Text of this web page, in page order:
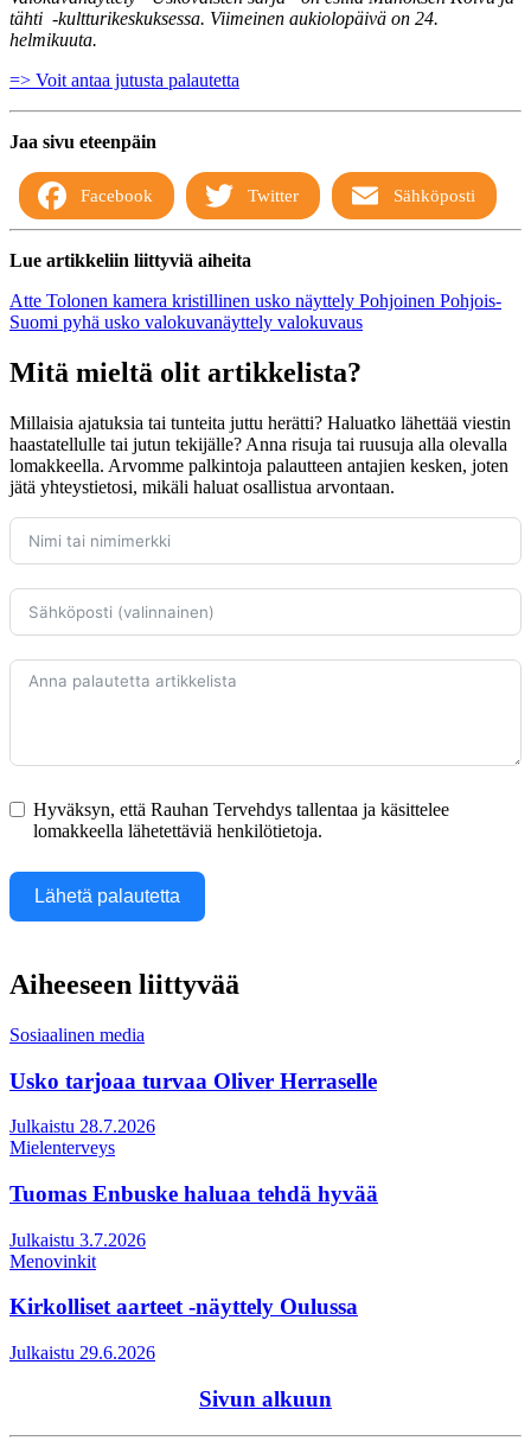
tähti -kultturikeskuksessa. Viimeinen aukiolopäivä on 24.
helmikuuta.
=> Voit antaa jutusta palautetta
Jaa sivu eteenpäin
Facebook Twitter Sähköposti
Lue artikkeliin liittyviä aiheita
Atte Tolonen kamera kristillinen usko näyttely Pohjoinen Pohjois-
Suomi pyhä usko valokuvanäyttely valokuvaus
Mitä mieltä olit artikkelista?
Millaisia ajatuksia tai tunteita juttu herätti? Haluatko lähettää viestin
haastatellulle tai jutun tekijälle? Anna risuja tai ruusuja alla olevalla
lomakkeella. Arvomme palkintoja palautteen antajien kesken, joten
jätä yhteystietosi, mikäli haluat osallistua arvontaan.
Hyväksyn, että Rauhan Tervehdys tallentaa ja käsittelee
lomakkeella lähetettäviä henkilötietoja.
Lähetä palautetta
Aiheeseen liittyvää
Sosiaalinen media
Usko tarjoaa turvaa Oliver Herraselle
Julkaistu 28.7.2026
Mielenterveys
Tuomas Enbuske haluaa tehdä hyvää
Julkaistu 3.7.2026
Menovinkit
Kirkolliset aarteet -näyttely Oulussa
Julkaistu 29.6.2026
Sivun alkuun